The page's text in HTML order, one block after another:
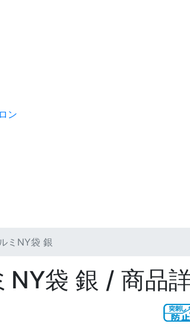
ン
ミNY袋 銀
NY袋 銀 / 商品